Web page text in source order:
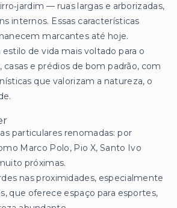
— ruas largas e arborizadas,
internos. Essas características
marcantes até hoje.
de vida mais voltado para o
casas e prédios de bom padrão, com
que valorizam a natureza, o
particulares renomadas: por
Marco Polo, Pio X, Santo Ivo
próximas.
nas proximidades, especialmente
que oferece espaço para esportes,